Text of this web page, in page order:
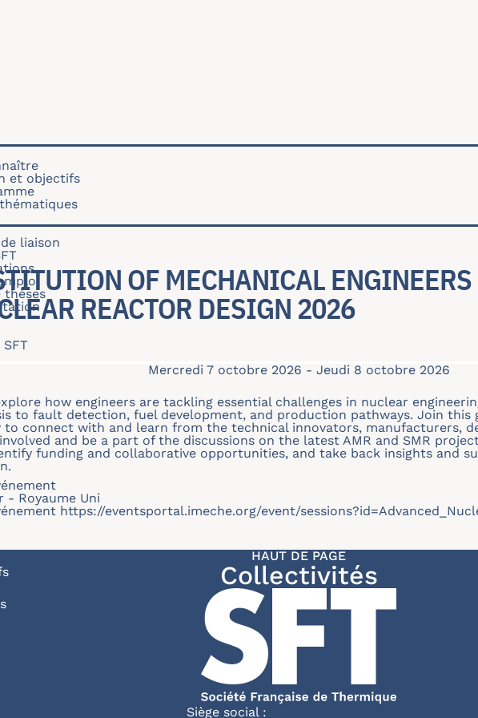
principale
et objectifs
liaison
thèses
OF MECHANICAL ENGINEERS
REACTOR DESIGN 2026
Mercredi 7 octobre 2026 - Jeudi 8 octobre 2026
how engineers are tackling essential challenges in nuclear
to fault detection, fuel development, and production pathways. Join this
to connect with and learn from the technical innovators, manufacturers,
and be a part of the discussions on the latest AMR and SMR
funding and collaborative opportunities, and take back insights and
- Royaume Uni
https://eventsportal.imeche.org/event/
HAUT DE PAGE
Collectivités
Siège social :